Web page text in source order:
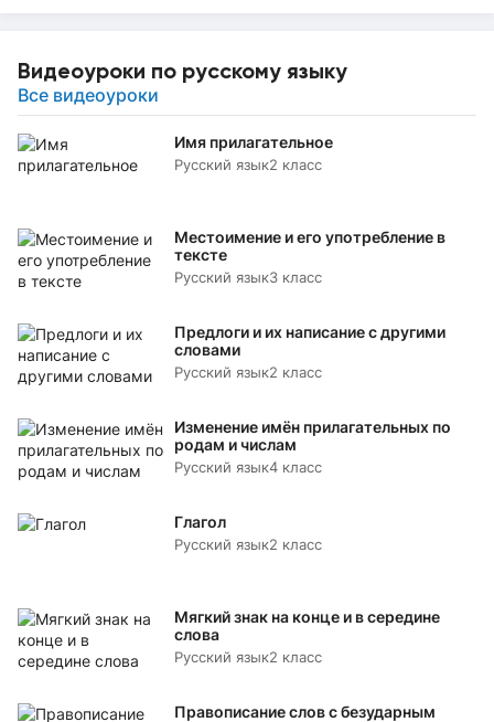
Видеоуроки по русскому языку
Все видеоуроки
Имя прилагательное
Русский язык2 класс
Местоимение и его употребление в
тексте
Русский язык3 класс
Предлоги и их написание с другими
словами
Русский язык2 класс
Изменение имён прилагательных по
родам и числам
Русский язык4 класс
Глагол
Русский язык2 класс
Мягкий знак на конце и в середине
слова
Русский язык2 класс
Правописание слов с безударным